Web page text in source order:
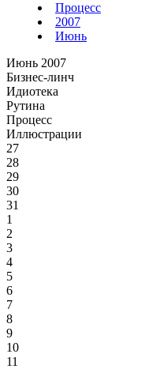
Процесс
2007
Июнь
Июнь 2007
Бизнес-линч
Идиотека
Рутина
Процесс
Иллюстрации
27
28
29
30
31
1
2
3
4
5
6
7
8
9
10
11